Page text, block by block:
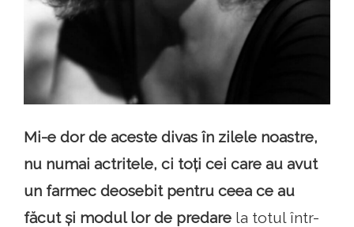
Mi-e dor de aceste divas în zilele noastre,
nu numai actritele, ci toți cei care au avut
un farmec deosebit pentru ceea ce au
făcut și modul lor de predare la totul într-